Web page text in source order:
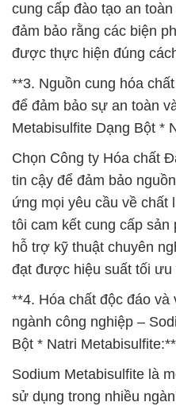
cung cấp đào tạo an
đảm bảo rằng các biện
được thực hiện đúng
**3. Nguồn cung hóa
để đảm bảo sự an toàn
Metabisulfite Dạng Bột *
Chọn Công ty Hóa chất
tin cậy để đảm bảo
ứng mọi yêu cầu về chất
tôi cam kết cung cấp
hỗ trợ kỹ thuật chuyên
đạt được hiệu suất tối ưu
**4. Hóa chất độc đáo và
ngành công nghiệp –
Bột * Natri Metabisulfite:**
Sodium Metabisulfite là
sử dụng trong nhiều